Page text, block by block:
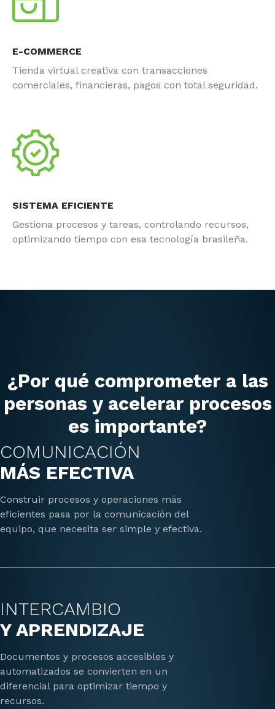
E-COMMERCE
Tienda virtual creativa con transacciones
comerciales, financieras, pagos con total seguridad.
SISTEMA EFICIENTE
Gestiona procesos y tareas, controlando recursos,
optimizando tiempo con esa tecnología brasileña.
¿Por qué comprometer a las
personas y acelerar procesos
es importante?
COMUNICACIÓN
MÁS EFECTIVA
Construir procesos y operaciones más
eficientes pasa por la comunicación del
equipo, que necesita ser simple y efectiva.
INTERCAMBIO
Y APRENDIZAJE
Documentos y procesos accesibles y
automatizados se convierten en un
diferencial para optimizar tiempo y
recursos.